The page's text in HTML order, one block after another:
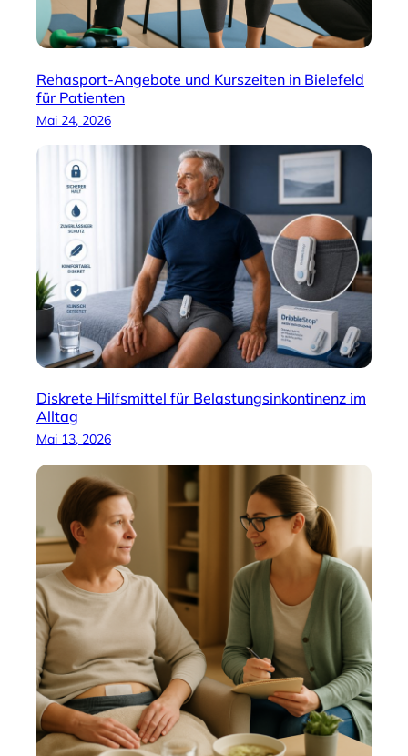
Rehasport-Angebote und Kurszeiten in Bielefeld
für Patienten
Mai 24, 2026
Diskrete Hilfsmittel für Belastungsinkontinenz im
Alltag
Mai 13, 2026